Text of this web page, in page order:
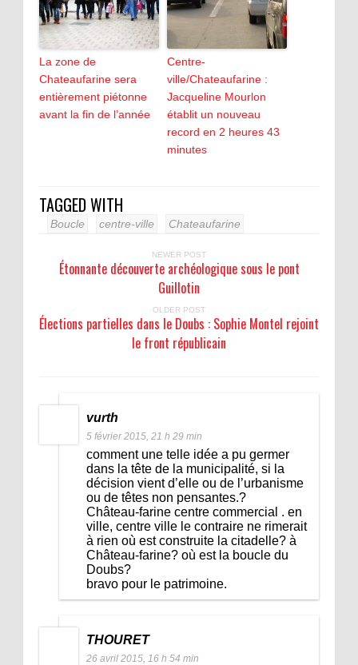
La zone de
Chateaufarine sera
entièrement piétonne
avant la fin de l’année
Centre-
ville/Chateaufarine :
Jacqueline Mourlon
établit un nouveau
record en 2 heures 43
minutes
TAGGED WITH
Boucle centre-ville Chateaufarine
NEWER POST
Étonnante découverte archéologique sous le pont
Guillotin
OLDER POST
Élections partielles dans le Doubs : Sophie Montel rejoint
le front républicain
vurth
5 février 2015, 21 h 29 min
comment une telle idée a pu germer
dans la tête de la municipalité, si la
décision vient d’elle ou de l’urbanisme
ou de têtes non pensantes.?
Château-farine centre commercial . en
ville, centre ville le contraire ne rimerait
à rien où est construite la citadelle? à
Château-farine? où est la boucle du
Doubs?
bravo pour le patrimoine.
THOURET
26 avril 2015, 16 h 54 min